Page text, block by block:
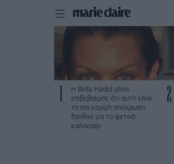
Η Bella Hadid μόλις
επιβεβαίωσε ότι αυτή είναι
το πιο κομψή απόχρωση
ξανθού για το φετινό
καλοκαίρι
2